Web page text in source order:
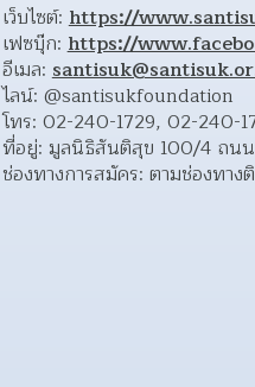
เว็บไซต์: https://
เฟซบุ๊ก: https://
อีเมล:
ไลน์: @santisukfoundation
โทร: 02-240-1729, 02-240-
ที่อยู่: มูลนิธิสันติสุข 100/4 ถนน
ช่องทางการสมัคร: ตามช่องทา